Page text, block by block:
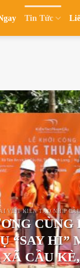
Tin Tức
VIẾT KIẾN TẠO NHỊP
“SAY HI”
CẦU